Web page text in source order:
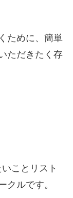
ために、簡単
ただきたく存
ことリスト
クルです。